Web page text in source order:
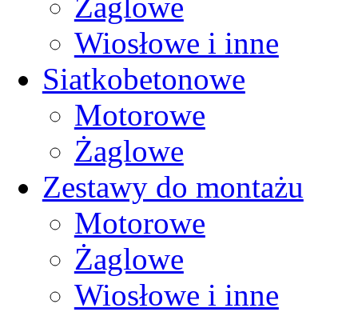
Wiosłowe i inne
Siatkobetonowe
Motorowe
Żaglowe
Zestawy do montażu
Motorowe
Żaglowe
Wiosłowe i inne